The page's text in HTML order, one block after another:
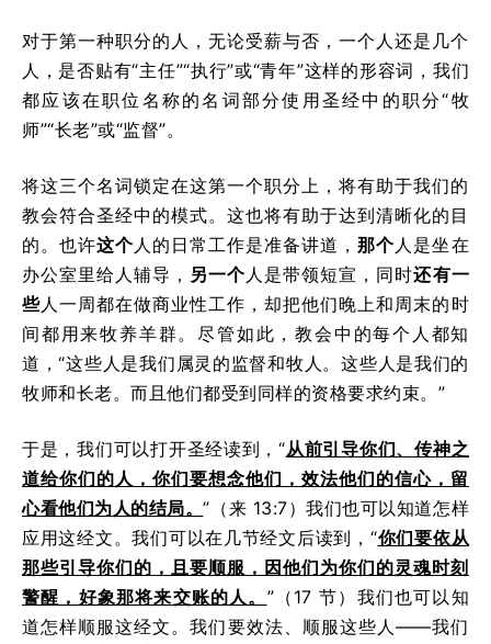
对于第一种职分的人，无论受薪与否，一个人还是几个
人，是否贴有“主任”“执行”或“青年”这样的形容词，我们
都应该在职位名称的名词部分使用圣经中的职分“牧
师”“长老”或“监督”。
将这三个名词锁定在这第一个职分上，将有助于我们的
教会符合圣经中的模式。这也将有助于达到清晰化的目
的。也许这个人的日常工作是准备讲道，那个人是坐在
办公室里给人辅导， 另一个人是带领短宣，同时还有一
些人一周都在做商业性工作，却把他们晚上和周末的时
间都用来牧养羊群。尽管如此，教会中的每个人都知
道，“这些人是我们属灵的监督和牧人。这些人是我们的
牧师和长老。而且他们都受到同样的资格要求约束。”
于是，我们可以打开圣经读到，“从前引导你们、传神之
道给你们的人，你们要想念他们，效法他们的信心，留
心看他们为人的结局。”（来 13:7）我们也可以知道怎样
应用这经文。我们可以在几节经文后读到，“你们要依从
那些引导你们的，且要顺服，因他们为你们的灵魂时刻
警醒，好象那将来交账的人。 ”（17 节）我们也可以知
道怎样顺服这经文。我们要效法、顺服这些人——我们